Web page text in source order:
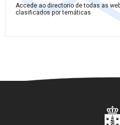
Accede ao directorio de todas as
clasificados por temáticas